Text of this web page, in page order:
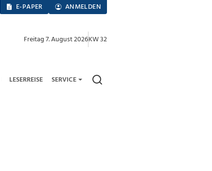
E-PAPER ANMELDEN
Freitag 7. August 2026KW 32
LESERREISE SERVICE